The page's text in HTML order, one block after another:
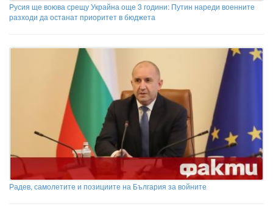
Русия ще воюва срещу Украйна още 3 години: Путин нареди военните
разходи да останат приоритет в бюджета
Радев, самолетите и позициите на България за войните